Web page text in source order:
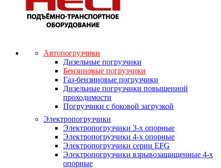
Автопогрузчики
Дизельные погрузчики
Бензиновые погрузчики
Газ-бензиновые погрузчики
Дизельные погрузчики повышенной
проходимости
Погрузчики с боковой загрузкой
Электропогрузчики
Электропогрузчики 3-х опорные
Электропогрузчики 4-х опорные
Электропогрузчики серии EFG
Электропогрузчики взрывозащищенные 4-х
опорные